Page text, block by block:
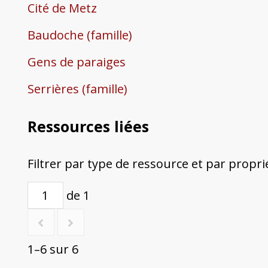
Cité de Metz
Baudoche (famille)
Gens de paraiges
Serrières (famille)
Ressources liées
Filtrer par type de ressource et par
de 1
1–6 sur 6